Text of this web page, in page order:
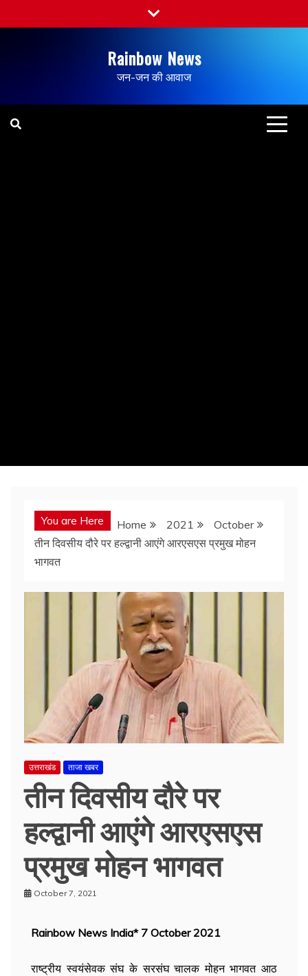
Rainbow News
जन-जन की आवाज
You are Here Home 2021
October
तीन दिवसीय दौरे पर हल्द्वानी आएंगे आरएसएस प्रमुख मोहन
भागवत
उत्तराखंड ताजा खबर
तीन दिवसीय दौरे पर
हल्द्वानी आएंगे आरएसएस
प्रमुख मोहन भागवत
October 7, 2021
Rainbow News India* 7 October 2021
राष्ट्रीय स्वयंसेवक संघ के सरसंघ चालक मोहन भागवत आठ